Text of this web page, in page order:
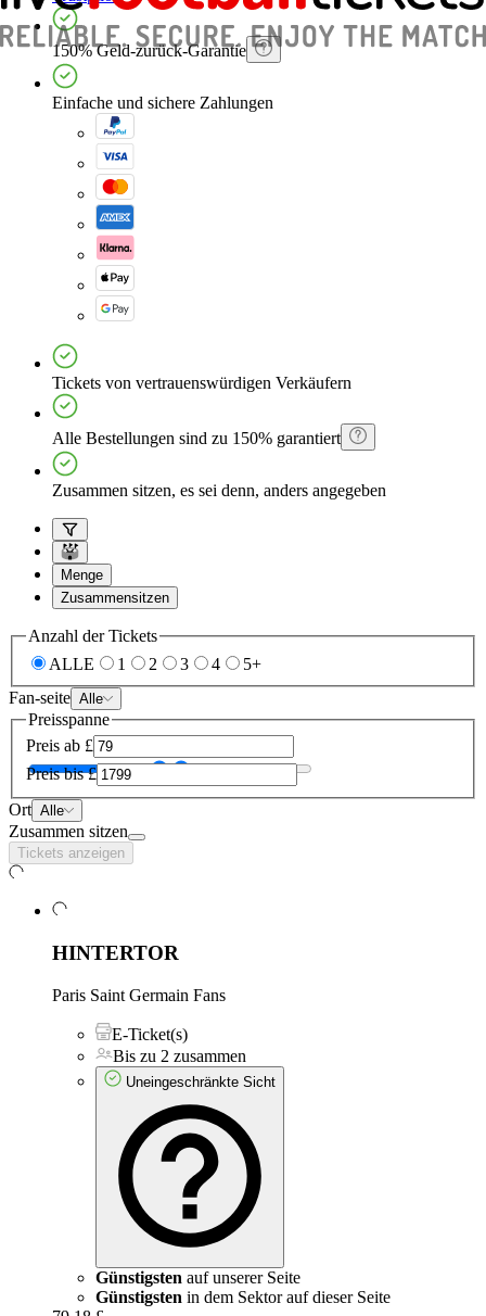
150% Geld-zurück-Garantie
Einfache und sichere Zahlungen
Tickets von vertrauenswürdigen Verkäufern
Alle Bestellungen sind zu 150% garantiert
Zusammen sitzen, es sei denn, anders angegeben
Menge
Zusammensitzen
Anzahl der Tickets
ALLE
1 2 3 4
5+
Fan-seite Alle
Preisspanne
Preis ab £
Preis bis £
Ort Alle
Zusammen sitzen
Tickets anzeigen
HINTERTOR
Paris Saint Germain Fans
E-Ticket(s)
Bis zu 2 zusammen
Uneingeschränkte Sicht
Günstigsten auf unserer Seite
Günstigsten in dem Sektor auf dieser Seite